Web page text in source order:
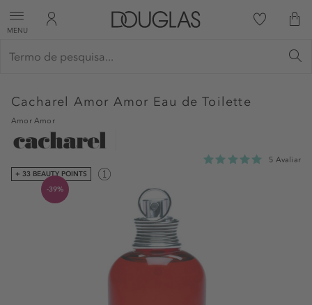
MENU
Cacharel Amor Amor Eau de Toilette
Amor Amor
5 Avaliar
+ 33 BEAUTY POINTS
-39%